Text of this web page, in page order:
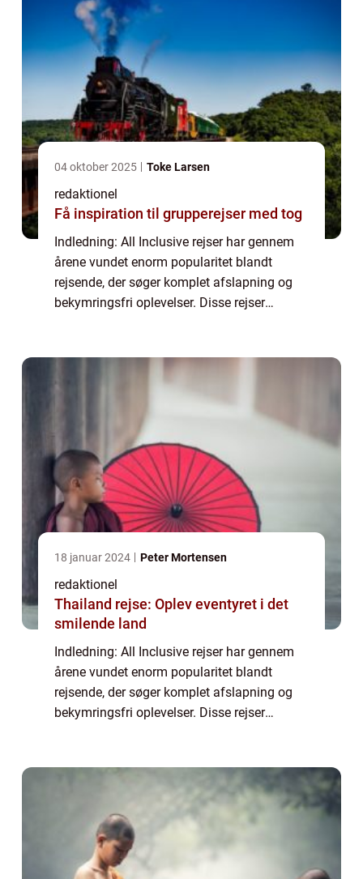
04 oktober 2025 Toke Larsen
redaktionel
Få inspiration til grupperejser med tog
Indledning: All Inclusive rejser har gennem
årene vundet enorm popularitet blandt
rejsende, der søger komplet afslapning og
bekymringsfri oplevelser. Disse rejser
18 januar 2024 Peter Mortensen
redaktionel
Thailand rejse: Oplev eventyret i det
smilende land
Indledning: All Inclusive rejser har gennem
årene vundet enorm popularitet blandt
rejsende, der søger komplet afslapning og
bekymringsfri oplevelser. Disse rejser